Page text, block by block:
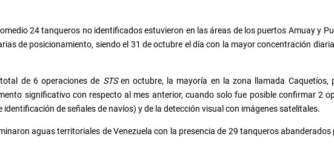
24 tanqueros no identificados estuvieron en las áreas de los puertos Amuay y
de posicionamiento, siendo el 31 de octubre el día con la mayor concentración
de 6 operaciones de STSen octubre, la mayoría en la zona llamada Caquetíos,
significativo con respecto al mes anterior, cuando solo fue posible confirmar 2
de señales de navíos) y de la detección visual con imágenes satelitales.
aguas territoriales de Venezuela con la presencia de 29 tanqueros